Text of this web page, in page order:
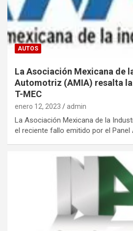
AUTOS
La Asociación Mexicana de
Automotriz (AMIA) resalta
T-MEC
enero 12, 2023 admin
La Asociación Mexicana de la
el reciente fallo emitido por el Panel